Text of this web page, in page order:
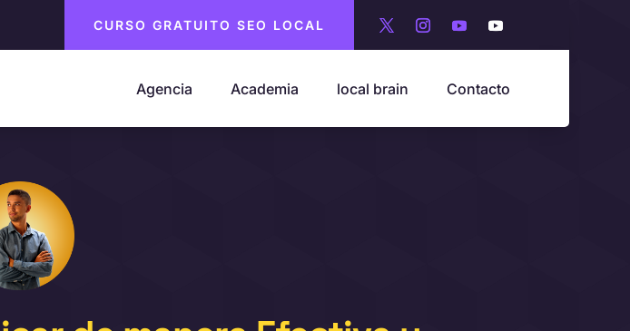
CURSO GRATUITO SEO LOCAL
Agencia Academia local brain Contacto